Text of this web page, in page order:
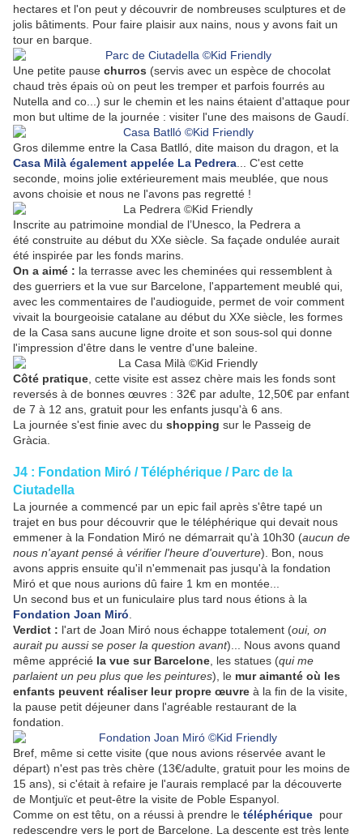
hectares et l'on peut y découvrir de nombreuses sculptures et de
jolis bâtiments. Pour faire plaisir aux nains, nous y avons fait un
tour en barque.
Une petite pause churros (servis avec un espèce de chocolat
chaud très épais où on peut les tremper et parfois fourrés au
Nutella and co...) sur le chemin et les nains étaient d'attaque pour
mon but ultime de la journée : visiter l'une des maisons de Gaudí.
Gros dilemme entre la Casa Batlló, dite maison du dragon, et la
Casa Milà également appelée La Pedrera ... C'est cette
seconde, moins jolie extérieurement mais meublée, que nous
avons choisie et nous ne l'avons pas regretté !
Inscrite au patrimoine mondial de l’Unesco , la Pedrera a
été construite au début du XXe siècle. Sa façade ondulée aurait
été inspirée par les fonds marins.
On a aimé : la terrasse avec les cheminées qui ressemblent à
des guerriers et la vue sur Barcelone, l'appartement meublé qui,
avec les commentaires de l'audioguide, permet de voir comment
vivait la bourgeoisie catalane au début du XXe siècle, les formes
de la Casa sans aucune ligne droite et son sous-sol qui donne
l'impression d'être dans le ventre d'une baleine.
Côté pratique , cette visite est assez chère mais les fonds sont
reversés à de bonnes œuvres : 32€ par adulte, 12,50€ par enfant
de 7 à 12 ans, gratuit pour les enfants jusqu'à 6 ans.
La journée s'est finie avec du shopping sur le Passeig de
Gràcia
J4 : Fondation Miró / Téléphérique / Parc de la
Ciutadella
La journée a commencé par un epic fail après s'être tapé un
trajet en bus pour découvrir que le téléphérique qui devait nous
emmener à la Fondation Miró ne démarrait qu'à 10h30 (aucun de
nous n'ayant pensé à vérifier l'heure d'ouverture). Bon, nous
avons appris ensuite qu'il n'emmenait pas jusqu'à la fondation
Miró et que nous aurions dû faire 1 km en montée...
Un second bus et un funiculaire plus tard nous étions à la
Fondation Joan Miró
Verdict : l'art de Joan Miró nous échappe totalement (oui, on
aurait pu aussi se poser la question avant)... Nous avons quand
même apprécié la vue sur Barcelone , les statues (qui me
parlaient un peu plus que les peintures), le mur aimanté où les
enfants peuvent réaliser leur propre œuvre à la fin de la visite,
la pause petit déjeuner dans l'agréable restaurant de la
fondation.
Bref, même si cette visite (que nous avions réservée avant le
départ) n'est pas très chère (13€/adulte, gratuit pour les moins de
15 ans), si c'était à refaire je l'aurais remplacé par la découverte
de Montjuïc et peut-être la visite de Poble Espanyol.
Comme on est têtu, on a réussi à prendre le téléphérique pour
redescendre vers le port de Barcelone. La descente est très lente